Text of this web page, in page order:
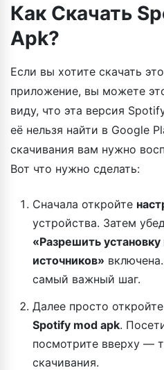
Как Скачать
Apk?
Если вы хотите скачать
приложение, вы можете
виду, что эта версия
её нельзя найти в Google
скачивания вам нужно
Вот что нужно сделать:
Сначала откройте
устройства. Затем
«Разрешить
источников»
самый важный шаг.
Далее просто
Spotify mod apk.
посмотрите вверху —
скачивания.